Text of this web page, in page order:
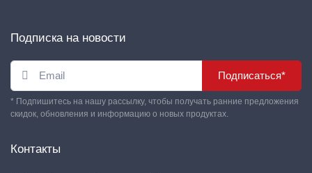
Подписка на новости
Подписаться*
* Подпишитесь на нашу рассылку, чтобы получать ранние предложения
скидок, обновления и информацию о новых продуктах.
Контакты